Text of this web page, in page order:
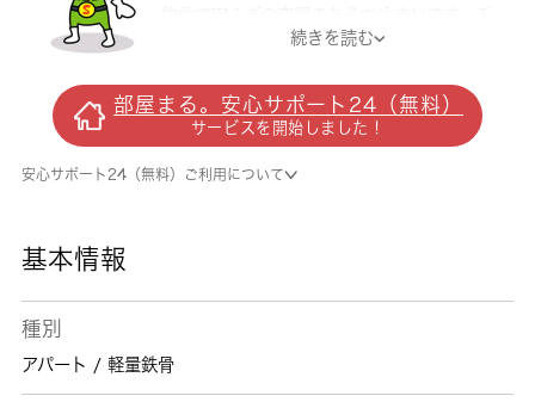
ーナーのご用意と契約のみで、BSが視聴可能
物件は駐車場に空きがあるので、駐車すること
ができます。お客様とそのご家族の生活に大き
く関わってくる、住の環境。これまでよりもよ
い生活を送るための住まいを見つけましょう。
続きを読む
部屋まる。安心サポート24（無料）
サービスを開始しました！
安心サポート24（無料）ご利用について
基本情報
種別
アパート / 軽量鉄骨